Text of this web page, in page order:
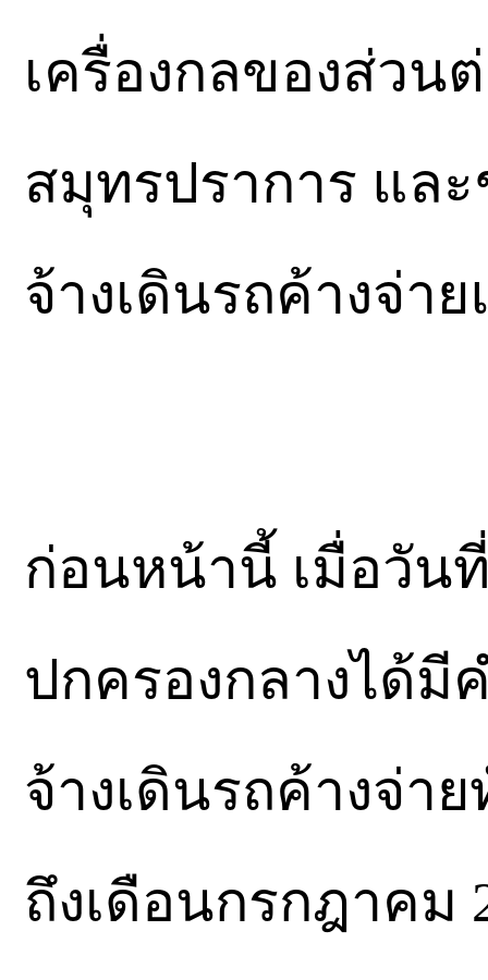
เครื่องกลของส่วน
สมุทรปราการ แล
จ้างเดินรถค้างจ่า
ก่อนหน้านี้ เมื่อวัน
ปกครองกลางได้มี
จ้างเดินรถค้างจ่า
ถึงเดือนกรกฎาคม